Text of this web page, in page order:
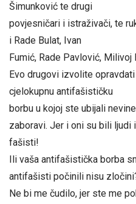
Šimunković te drugi
povjesničari i istraživači, te
i Rade Bulat, Ivan
Fumić, Rade Pavlović, Milivoj
Evo drugovi izvolite
cjelokupnu antifašističku
borbu u kojoj ste ubijali
zaboravi. Jer i oni su bili
fašisti!
Ili vaša antifašistička borba
antifašisti počinili nisu
Ne bi me čudilo, jer ste me